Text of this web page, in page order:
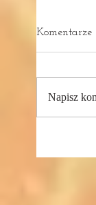
Komentarze
Napisz